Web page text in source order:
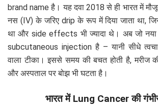
brand name है। यह दवा 2018 से ही भारत में
नस (IV) के जरिए drip के रूप में दिया जाता था,
था और side effects भी ज्यादा थे। अब जो
subcutaneous injection है – यानी सीधे
वाला टीका। इससे समय की बचत होती है, मरीज
और अस्पताल पर बोझ भी घटता है।
भारत में Lung Cancer की